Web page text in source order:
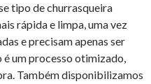
tipo de churrasqueira
rápida e limpa, uma vez
e precisam apenas ser
é um processo otimizado,
Também disponibilizamos